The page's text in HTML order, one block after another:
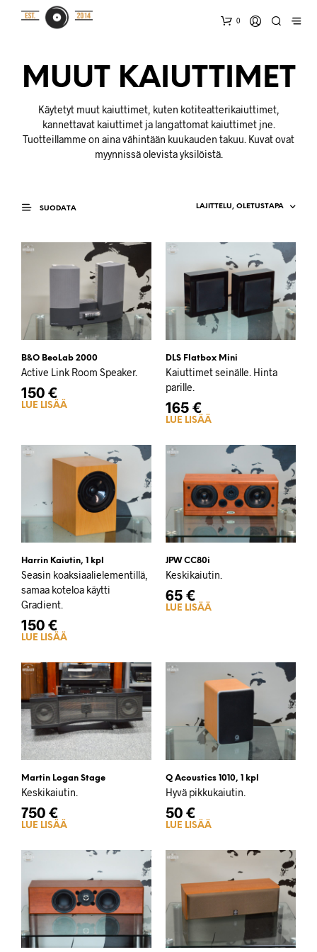
0
MUUT KAIUTTIMET
Käytetyt muut kaiuttimet, kuten kotiteatterikaiuttimet,
kannettavat kaiuttimet ja langattomat kaiuttimet jne.
Tuotteillamme on aina vähintään kuukauden takuu. Kuvat ovat
myynnissä olevista yksilöistä.
SUODATA
B&O BeoLab 2000
Active Link Room Speaker.
150 €
LUE LISÄÄ
DLS Flatbox Mini
Kaiuttimet seinälle. Hinta
parille.
165 €
LUE LISÄÄ
Harrin Kaiutin, 1 kpl
Seasin koaksiaalielementillä,
samaa koteloa käytti
Gradient.
150 €
LUE LISÄÄ
JPW CC80i
Keskikaiutin.
65 €
LUE LISÄÄ
Martin Logan Stage
Keskikaiutin.
750 €
LUE LISÄÄ
Q Acoustics 1010, 1 kpl
Hyvä pikkukaiutin.
50 €
LUE LISÄÄ